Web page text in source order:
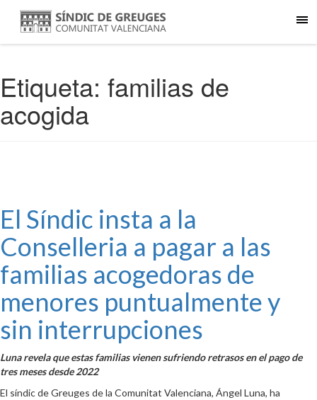
Etiqueta: familias de
acogida
El Síndic insta a la
Conselleria a pagar a las
familias acogedoras de
menores puntualmente y
sin interrupciones
Luna revela que estas familias vienen sufriendo retrasos en el pago de
tres meses desde 2022
El síndic de Greuges de la Comunitat Valenciana, Ángel Luna, ha